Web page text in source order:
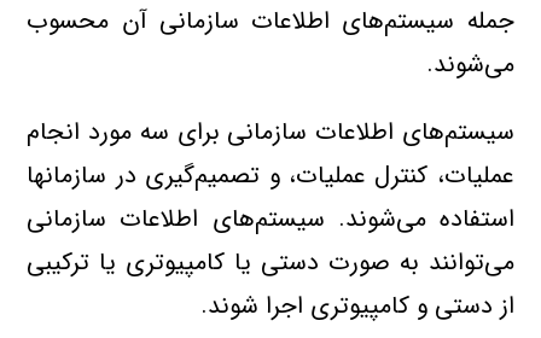
جمله سيستم‌هاي اطلاعات سازماني آن محسوب
مي‌شوند.
سيستم‌هاي اطلاعات سازماني براي سه مورد انجام
عمليات، كنترل عمليات، و تصميم‌گيري در سازمانها
استفاده مي‌شوند. سيستم‌هاي اطلاعات سازماني
مي‌توانند به صورت دستي يا كامپيوتري يا تركيبي
از دستي و كامپيوتري اجرا شوند.